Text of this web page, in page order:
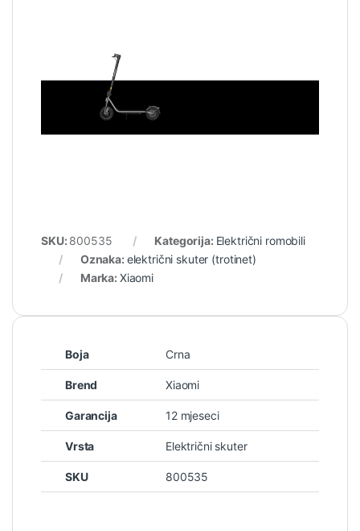
SKU: 800535 Kategorija: Električni romobili
Oznaka: električni skuter (trotinet)
Marka: Xiaomi
Boja Crna
Brend Xiaomi
Garancija 12 mjeseci
Vrsta Električni skuter
SKU 800535